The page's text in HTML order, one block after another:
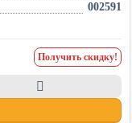
002591
Получить скидку!